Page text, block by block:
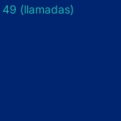
(llamadas)